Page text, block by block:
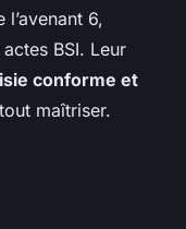
6,
BSI. Leur
conforme et
maîtriser.